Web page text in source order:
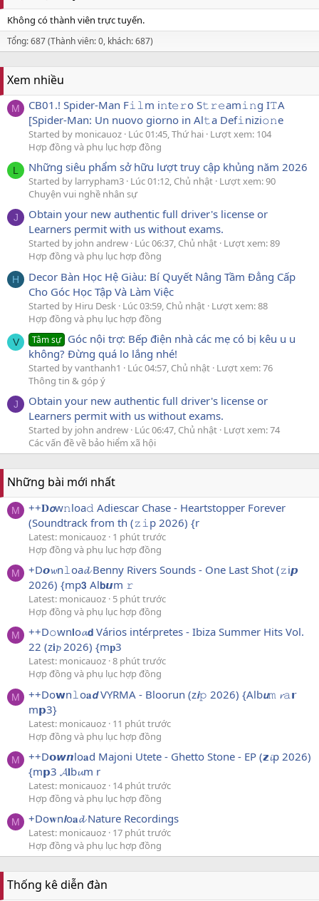
Không có thành viên trực tuyến.
Tổng: 687 (Thành viên: 0, khách: 687)
Xem nhiều
M
CB01.! Spider-Man F𝚒𝚕m i𝚗t𝚎𝚛o S𝚝𝚛𝚎am𝚒𝚗g I𝚃A
[Spider-Man: Un nuovo giorno in Al𝚝a Def𝚒nizi𝚘𝚗e
Started by monicauoz Lúc 01:45, Thứ hai Lượt xem: 104
Hợp đồng và phụ lục hợp đồng
L Những siêu phẩm sở hữu lượt truy cập khủng năm 2026
Started by larrypham3 Lúc 01:12, Chủ nhật Lượt xem: 90
Chuyện vui nghề nhân sự
J
Obtain your new authentic full driver's license or
Learners permit with us without exams.
Started by john andrew Lúc 06:37, Chủ nhật Lượt xem: 89
Hợp đồng và phụ lục hợp đồng
H
Decor Bàn Học Hệ Giàu: Bí Quyết Nâng Tầm Đẳng Cấp
Cho Góc Học Tập Và Làm Việc
Started by Hiru Desk Lúc 03:59, Chủ nhật Lượt xem: 88
Hợp đồng và phụ lục hợp đồng
V Tâm sự Góc nội trợ: Bếp điện nhà các mẹ có bị kêu u u
không? Đừng quá lo lắng nhé!
Started by vanthanh1 Lúc 04:57, Chủ nhật Lượt xem: 76
Thông tin & góp ý
J
Obtain your new authentic full driver's license or
Learners permit with us without exams.
Started by john andrew Lúc 06:47, Chủ nhật Lượt xem: 74
Các vấn đề về bảo hiểm xã hội
Những bài mới nhất
M
++𝐃𝙤w𝚗loa𝚍 Adiescar Chase - Heartstopper Forever
(Soundtrack from th (𝚣𝚒p 2026) {r
Latest: monicauoz 1 phút trước
Hợp đồng và phụ lục hợp đồng
M
+D𝙤𝔀n𝚕oa𝓭 Benny Rivers Sounds - One Last Shot (𝚣i𝙥
2026) {mp𝟯 Al𝗯𝙪m 𝚛
Latest: monicauoz 5 phút trước
Hợp đồng và phụ lục hợp đồng
M
++D𝚘wn𝗹o𝓪𝗱 Vários intérpretes - Ibiza Summer Hits Vol.
22 (z𝗶𝓹 2026) {m𝐩3
Latest: monicauoz 8 phút trước
Hợp đồng và phụ lục hợp đồng
M
++Do𝘄n𝚕o𝐚𝙙 VYRMA - Bloorun (z𝙞𝚙 2026) {Alb𝙪𝚖 𝓻𝚊𝗿
m𝗽3}
Latest: monicauoz 11 phút trước
Hợp đồng và phụ lục hợp đồng
M
++D𝗼𝙬𝙣lo𝐚d Majoni Utete - Ghetto Stone - EP (𝘇𝓲p 2026)
{m𝗽3 𝓐𝐥b𝓾m r
Latest: monicauoz 14 phút trước
Hợp đồng và phụ lục hợp đồng
M +Do𝐰n𝙡o𝐚𝓭 Nature Recordings
Latest: monicauoz 17 phút trước
Hợp đồng và phụ lục hợp đồng
Thống kê diễn đàn